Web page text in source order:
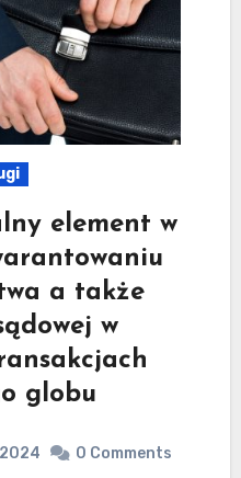
element w
a także
w
globu
0 Comments